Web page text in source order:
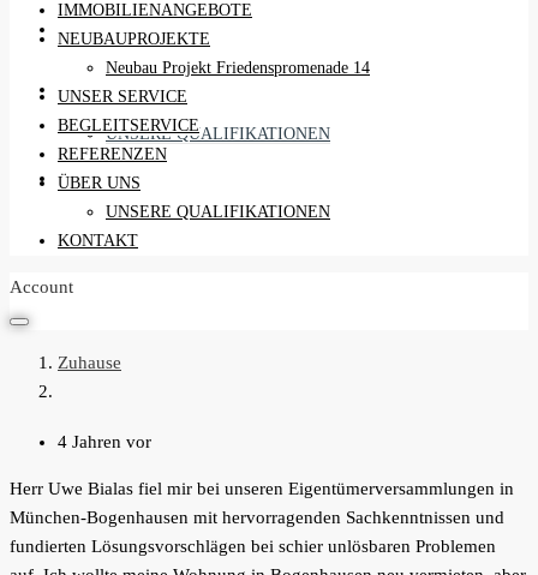
REFERENZEN
ÜBER UNS
UNSERE QUALIFIKATIONEN
KONTAKT
IMMOBILIENANGEBOTE
NEUBAUPROJEKTE
Neubau Projekt Friedenspromenade 14
UNSER SERVICE
BEGLEITSERVICE
REFERENZEN
ÜBER UNS
UNSERE QUALIFIKATIONEN
KONTAKT
Account
Zuhause
4 Jahren vor
Herr Uwe Bialas fiel mir bei unseren Eigentümerversammlungen in
München-Bogenhausen mit hervorragenden Sachkenntnissen und
fundierten Lösungsvorschlägen bei schier unlösbaren Problemen